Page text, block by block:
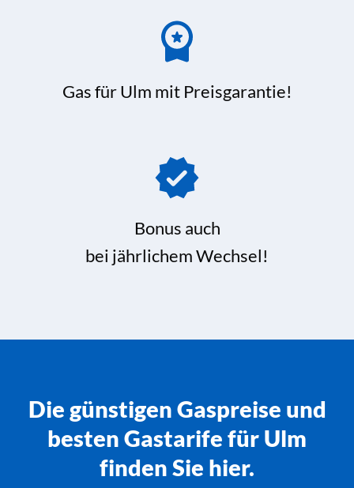
Gas für Ulm mit Preisgarantie!
Bonus auch
bei jährlichem Wechsel!
Die günstigen Gaspreise und
besten Gastarife für Ulm
finden Sie hier.